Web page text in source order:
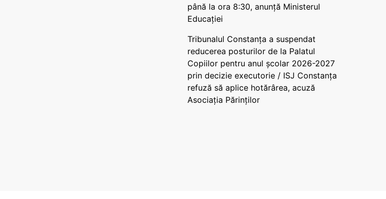
până la ora 8:30, anunță Ministerul
Educației
Tribunalul Constanța a suspendat
reducerea posturilor de la Palatul
Copiilor pentru anul școlar 2026-2027
prin decizie executorie / ISJ Constanța
refuză să aplice hotărârea, acuză
Asociația Părinților